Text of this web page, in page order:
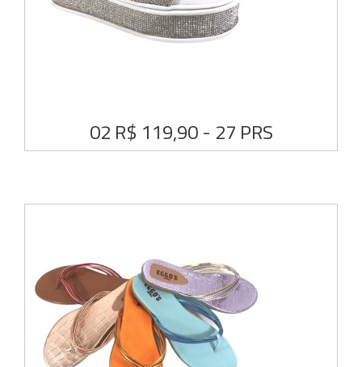
02 R$ 119,90 - 27 PRS